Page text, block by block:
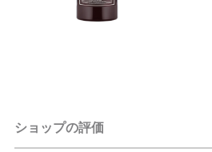
ショップの評価